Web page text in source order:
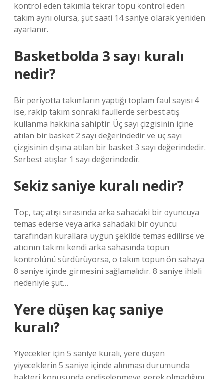
kontrol eden takımla tekrar topu kontrol eden
takım aynı olursa, şut saati 14 saniye olarak yeniden
ayarlanır.
Basketbolda 3 sayı kuralı
nedir?
Bir periyotta takımların yaptığı toplam faul sayısı 4
ise, rakip takım sonraki faullerde serbest atış
kullanma hakkına sahiptir. Üç sayı çizgisinin içine
atılan bir basket 2 sayı değerindedir ve üç sayı
çizgisinin dışına atılan bir basket 3 sayı değerindedir.
Serbest atışlar 1 sayı değerindedir.
Sekiz saniye kuralı nedir?
Top, taç atışı sırasında arka sahadaki bir oyuncuya
temas ederse veya arka sahadaki bir oyuncu
tarafından kurallara uygun şekilde temas edilirse ve
atıcının takımı kendi arka sahasında topun
kontrolünü sürdürüyorsa, o takım topun ön sahaya
8 saniye içinde girmesini sağlamalıdır. 8 saniye ihlali
nedeniyle şut…
Yere düşen kaç saniye
kuralı?
Yiyecekler için 5 saniye kuralı, yere düşen
yiyeceklerin 5 saniye içinde alınması durumunda